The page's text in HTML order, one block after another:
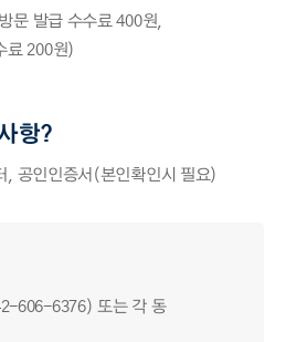
문 발급 수수료 400원,
료 200원)
항?
, 공인인증서(본인확인시 필요)
606-6376) 또는 각 동